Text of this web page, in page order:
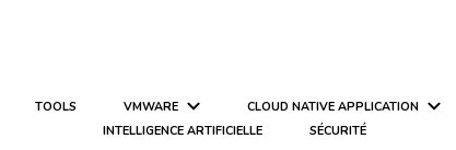
TOOLS VMWARE CLOUD NATIVE APPLICATION
INTELLIGENCE ARTIFICIELLE
SÉCURITÉ